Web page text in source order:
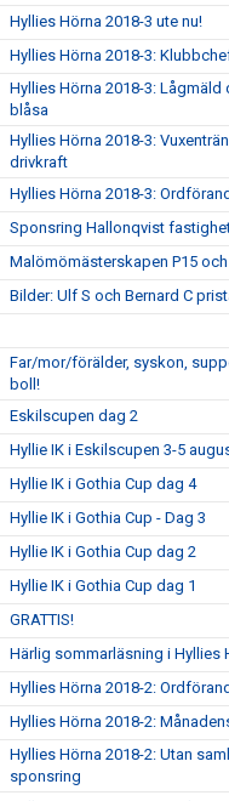
Hyllies Hörna 2018-3 ute nu!
Hyllies Hörna 2018-3:
Hyllies Hörna 2018-3:
blåsa
Hyllies Hörna 2018-3:
drivkraft
Hyllies Hörna 2018-3:
Sponsring Hallonqvist
Malömömästerskapen P15 och
Bilder: Ulf S och Bernard C
Far/mor/förälder, syskon,
boll!
Eskilscupen dag 2
Hyllie IK i Eskilscupen 3-5
Hyllie IK i Gothia Cup dag 4
Hyllie IK i Gothia Cup - Dag 3
Hyllie IK i Gothia Cup dag 2
Hyllie IK i Gothia Cup dag 1
GRATTIS!
Härlig sommarläsning i Hyllies
Hyllies Hörna 2018-2:
Hyllies Hörna 2018-2:
Hyllies Hörna 2018-2: Utan
sponsring